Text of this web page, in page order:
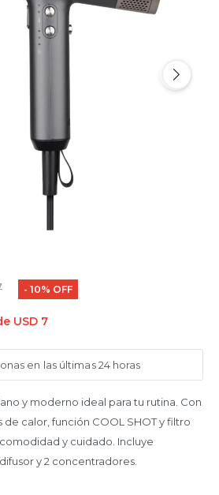
10
USD 7
en las últimas 24 horas
y moderno ideal para tu rutina. Con
calor, función COOL SHOT y filtro
y cuidado. Incluye
y 2 concentradores.